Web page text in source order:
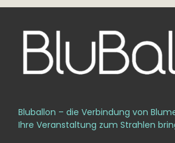
Bluballon – die Verbindung von
Ihre Veranstaltung zum Strahlen